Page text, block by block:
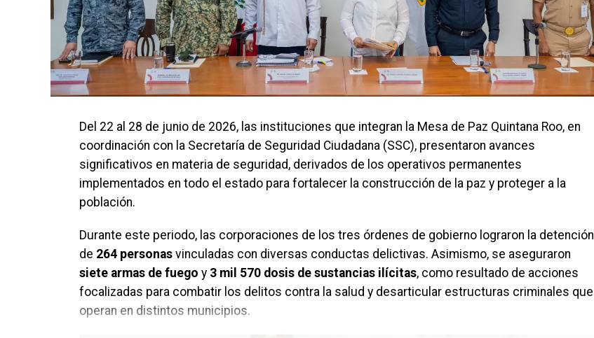
Del 22 al 28 de junio de 2026, las instituciones que integran la Mesa de Paz Quintana Roo, en
coordinación con la Secretaría de Seguridad Ciudadana (SSC), presentaron avances
significativos en materia de seguridad, derivados de los operativos permanentes
implementados en todo el estado para fortalecer la construcción de la paz y proteger a la
población.
Durante este periodo, las corporaciones de los tres órdenes de gobierno lograron la detención
de 264 personas vinculadas con diversas conductas delictivas. Asimismo, se aseguraron
siete armas de fuego y 3 mil 570 dosis de sustancias ilícitas, como resultado de acciones
focalizadas para combatir los delitos contra la salud y desarticular estructuras criminales que
operan en distintos municipios.